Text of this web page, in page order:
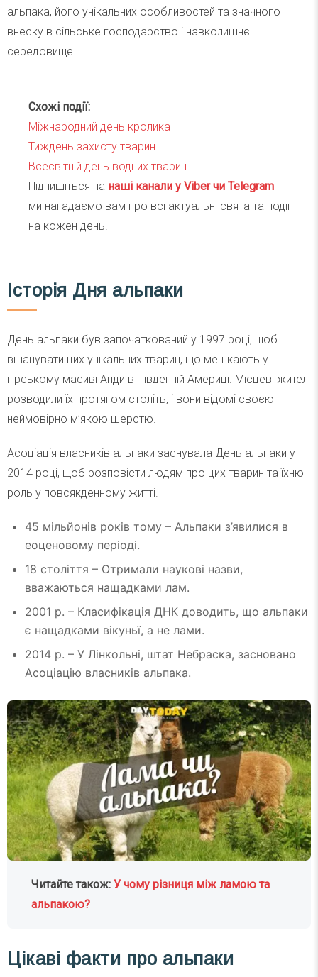
альпака, його унікальних особливостей та значного
внеску в сільське господарство і навколишнє
середовище.
Схожі події:
Міжнародний день кролика
Тиждень захисту тварин
Всесвітній день водних тварин
Підпишіться на наші канали у Viber чи Telegram і
ми нагадаємо вам про всі актуальні свята та події
на кожен день.
Історія Дня альпаки
День альпаки був започаткований у 1997 році, щоб
вшанувати цих унікальних тварин, що мешкають у
гірському масиві Анди в Південній Америці. Місцеві жителі
розводили їх протягом століть, і вони відомі своєю
неймовірно м’якою шерстю.
Асоціація власників альпаки заснувала День альпаки у
2014 році, щоб розповісти людям про цих тварин та їхню
роль у повсякденному житті.
45 мільйонів років тому – Альпаки з’явилися в
еоценовому періоді.
18 століття – Отримали наукові назви,
вважаються нащадками лам.
2001 р. – Класифікація ДНК доводить, що альпаки
є нащадками вікуньї, а не лами.
2014 р. – У Лінкольні, штат Небраска, засновано
Асоціацію власників альпака.
Читайте також:У чому різниця між ламою та
альпакою?
Цікаві факти про альпаки